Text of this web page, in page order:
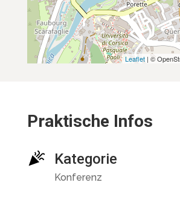
Leaflet | ©
Praktische Infos
Kategorie
Konferenz